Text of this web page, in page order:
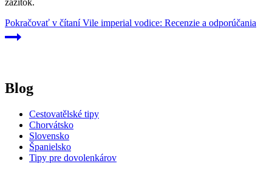
Pokračovať v čítaníVile imperial vodice: Recenzie a odporúčania
Blog
Cestovatělské tipy
Chorvátsko
Slovensko
Španielsko
Tipy pre dovolenkárov